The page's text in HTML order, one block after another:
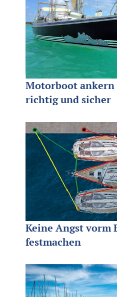
Motorboot ankern
richtig und sicher
Keine Angst vorm
festmachen